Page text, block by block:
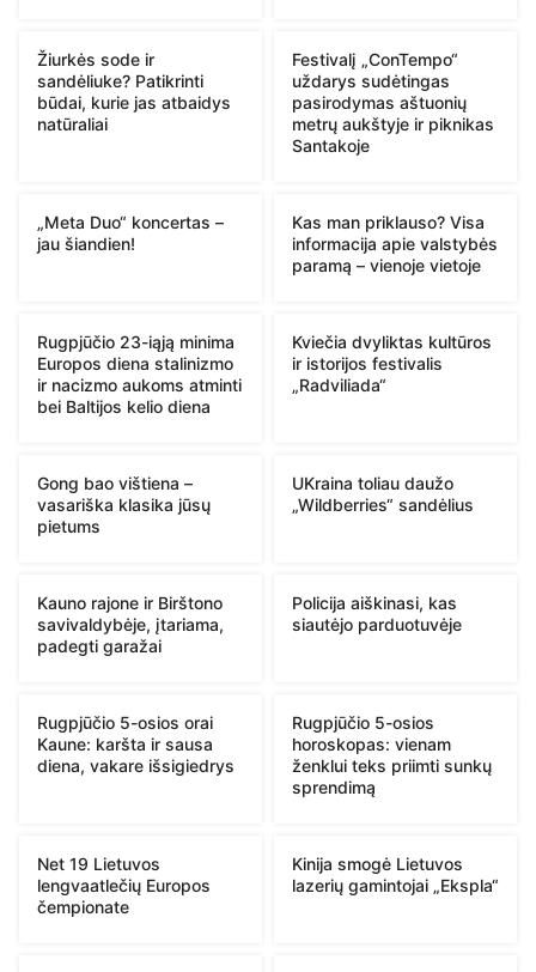
Žiurkės sode ir
sandėliuke? Patikrinti
būdai, kurie jas atbaidys
natūraliai
Festivalį „ConTempo“
uždarys sudėtingas
pasirodymas aštuonių
metrų aukštyje ir piknikas
Santakoje
„Meta Duo“ koncertas –
jau šiandien!
Kas man priklauso? Visa
informacija apie valstybės
paramą – vienoje vietoje
Rugpjūčio 23-iąją minima
Europos diena stalinizmo
ir nacizmo aukoms atminti
bei Baltijos kelio diena
Kviečia dvyliktas kultūros
ir istorijos festivalis
„Radviliada“
Gong bao vištiena –
vasariška klasika jūsų
pietums
UKraina toliau daužo
„Wildberries“ sandėlius
Kauno rajone ir Birštono
savivaldybėje, įtariama,
padegti garažai
Policija aiškinasi, kas
siautėjo parduotuvėje
Rugpjūčio 5-osios orai
Kaune: karšta ir sausa
diena, vakare išsigiedrys
Rugpjūčio 5-osios
horoskopas: vienam
ženklui teks priimti sunkų
sprendimą
Net 19 Lietuvos
lengvaatlečių Europos
čempionate
Kinija smogė Lietuvos
lazerių gamintojai „Ekspla“